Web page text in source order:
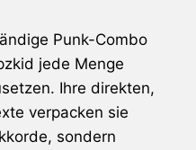
Punk-Combo
jede Menge
Ihre direkten,
verpacken sie
sondern